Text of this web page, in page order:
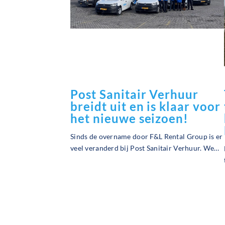
Post Sanitair Verhuur
breidt uit en is klaar voor
het nieuwe seizoen!
Sinds de overname door F&L Rental Group is er
veel veranderd bij Post Sanitair Verhuur. We